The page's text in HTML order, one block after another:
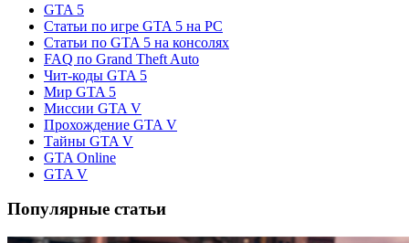
GTA 5
Статьи по игре GTA 5 на PC
Статьи по GTA 5 на консолях
FAQ по Grand Theft Auto
Чит-коды GTA 5
Мир GTA 5
Миссии GTA V
Прохождение GTA V
Тайны GTA V
GTA Online
GTA V
Популярные статьи